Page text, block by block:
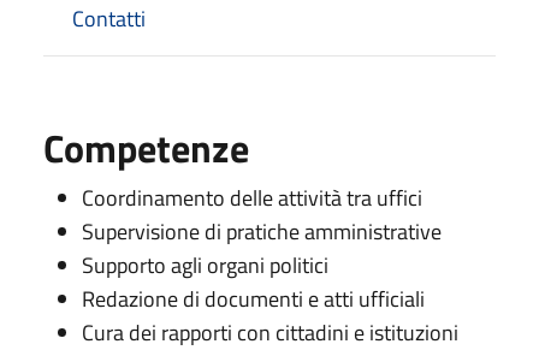
Contatti
Competenze
Coordinamento delle attività tra uffici
Supervisione di pratiche amministrative
Supporto agli organi politici
Redazione di documenti e atti ufficiali
Cura dei rapporti con cittadini e istituzioni